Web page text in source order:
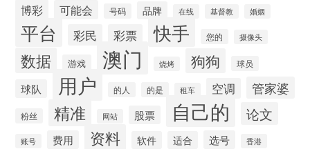
博彩 可能会 号码 品牌 在线 基督教 婚姻
平台 彩民 彩票 快手 您的 摄像头
数据 游戏 澳门 烧烤 狗狗 球员
球队 用户 的人 的是 租车 空调 管家婆
粉丝 精准 网站 股票 自己的 论文
账号 费用 资料 软件 适合 选号 香港